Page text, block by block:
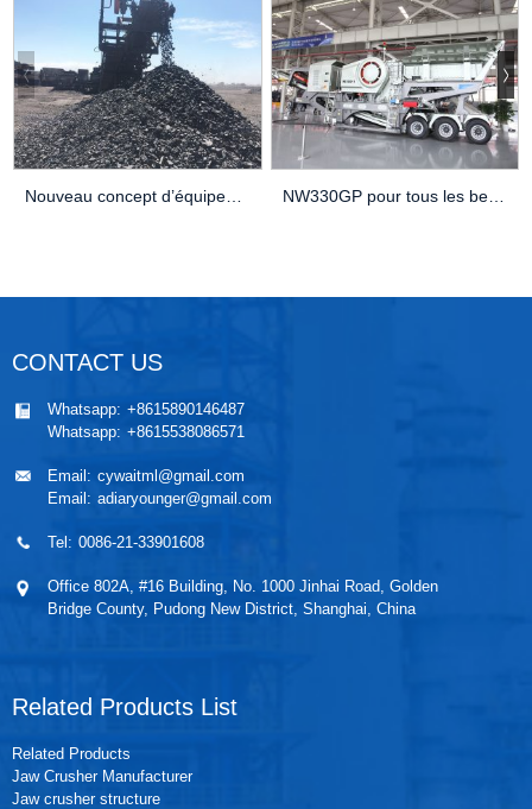
Nouveau concept d’équipement de concassage et de criblage minier Station de concassage minier FIT NW330GP pour tous les besoins de concassage
CONTACT US
Whatsapp: +8615890146487
Whatsapp: +8615538086571
Email: cywaitml@gmail.com
Email: adiaryounger@gmail.com
Tel: 0086-21-33901608
Office 802A, #16 Building, No. 1000 Jinhai Road, Golden
Bridge County, Pudong New District, Shanghai, China
Related Products List
Related Products
Jaw Crusher Manufacturer
Jaw crusher structure